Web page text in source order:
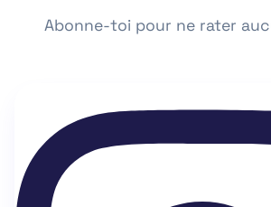
Abonne-toi pour ne rater